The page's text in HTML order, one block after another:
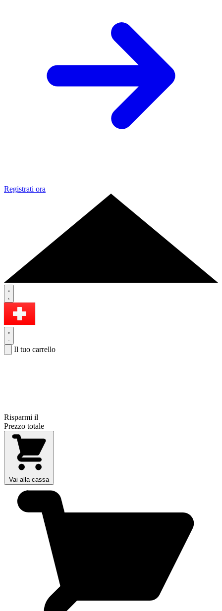
Registrati ora
Il tuo carrello
Risparmi il
Prezzo totale
Vai alla cassa